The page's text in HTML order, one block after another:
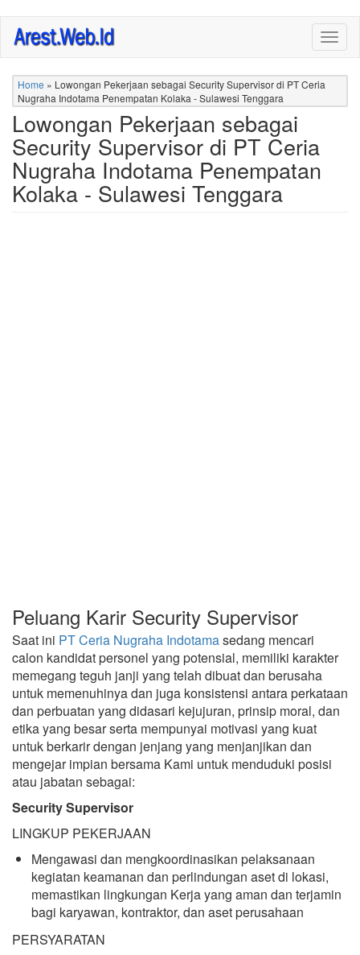
Skip
main
content
Home » Lowongan Pekerjaan sebagai Security Supervisor di PT Ceria
Nugraha Indotama Penempatan Kolaka - Sulawesi Tenggara
Lowongan Pekerjaan sebagai
Security Supervisor di PT Ceria
Nugraha Indotama Penempatan
Kolaka - Sulawesi Tenggara
Peluang Karir Security Supervisor
Saat ini PT Ceria Nugraha Indotamasedang mencari
calon kandidat personel yang potensial, memiliki karakter
memegang teguh janji yang telah dibuat dan berusaha
untuk memenuhinya dan juga konsistensi antara perkataan
dan perbuatan yang didasari kejujuran, prinsip moral, dan
etika yang besar serta mempunyai motivasi yang kuat
untuk berkarir dengan jenjang yang menjanjikan dan
mengejar impian bersama Kami untuk menduduki posisi
atau jabatan sebagai:
Security Supervisor
LINGKUP PEKERJAAN
Mengawasi dan mengkoordinasikan pelaksanaan
kegiatan keamanan dan perlindungan aset di lokasi,
memastikan lingkungan Kerja yang aman dan terjamin
bagi karyawan, kontraktor, dan aset perusahaan
PERSYARATAN